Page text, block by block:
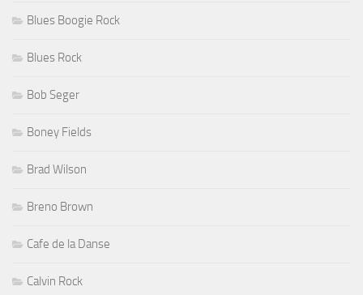
Blues Boogie Rock
Blues Rock
Bob Seger
Boney Fields
Brad Wilson
Breno Brown
Cafe de la Danse
Calvin Rock